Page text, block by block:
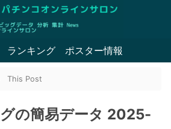
ランキング ポスター情報
This Post
の簡易データ 2025-